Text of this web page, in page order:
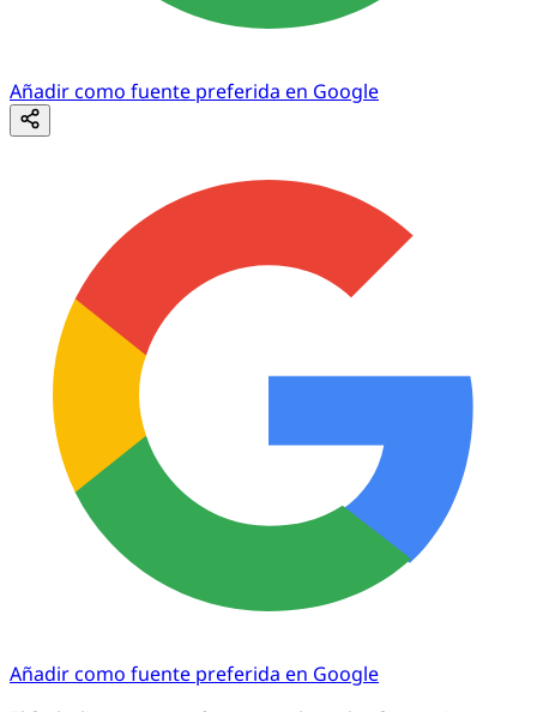
Añadir como fuente preferida en Google
Añadir como fuente preferida en Google